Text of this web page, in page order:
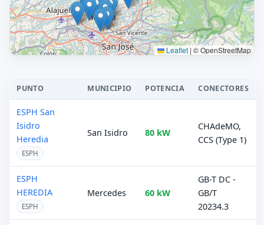
Leaflet | © OpenStreetMap
PUNTO MUNICIPIO POTENCIA CONECTORES
ESPH San
Isidro
Heredia
ESPH
San Isidro 80 kW
CHAdeMO,
CCS (Type 1)
ESPH
HEREDIA
ESPH
Mercedes 60 kW
GB-T DC -
GB/T
20234.3